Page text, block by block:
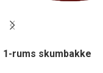
1-rums skumbakke